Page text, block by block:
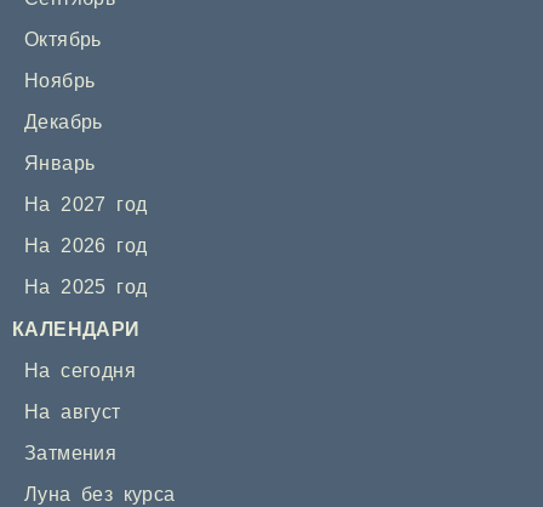
Октябрь
Ноябрь
Декабрь
Январь
На 2027 год
На 2026 год
На 2025 год
КАЛЕНДАРИ
На сегодня
На август
Затмения
Луна без курса